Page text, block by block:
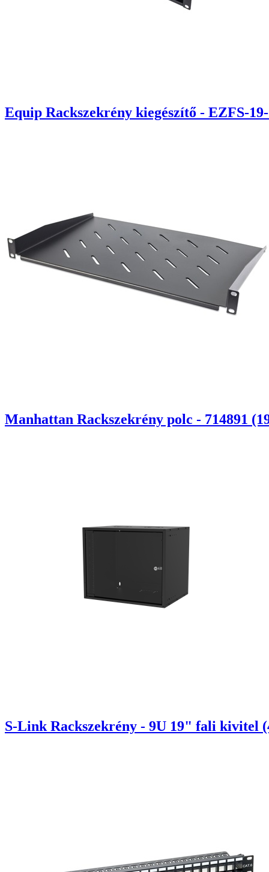
Equip Rackszekrény kiegészítő - EZFS-
Manhattan Rackszekrény polc - 714891
S-Link Rackszekrény - 9U 19" fali kivitel